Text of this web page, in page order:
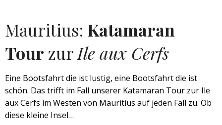
Mauritius: Katamaran
Tour zurIle aux Cerfs
Eine Bootsfahrt die ist lustig, eine Bootsfahrt die ist
schön. Das trifft im Fall unserer Katamaran Tour zur Ile
aux Cerfs im Westen von Mauritius auf jeden Fall zu. Ob
diese kleine Insel…